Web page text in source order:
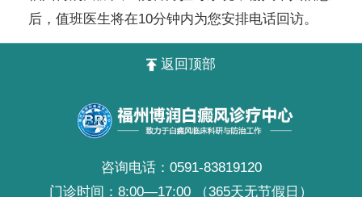
后，值班医生将在10分钟内为您安排电话回访。
返回顶部
咨询电话： 0591-83819120
门诊时间：8:00—17:00 （365天无节假日）